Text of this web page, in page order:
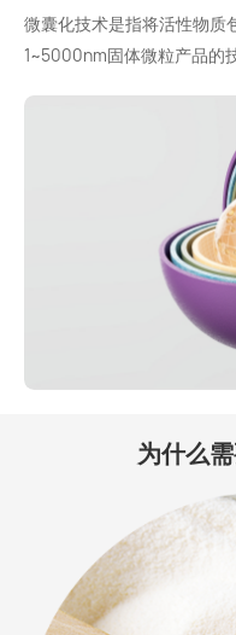
微囊化技术是指将活性物质
1~5000nm固体微粒产品的
为什么